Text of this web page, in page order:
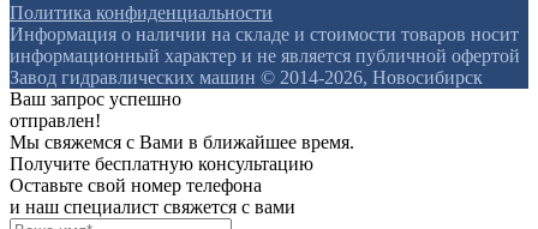
Политика конфиденциальности
Информация о наличии на складе и стоимости товаров носит
информационный характер и не является публичной офертой
Завод гидравлических машин © 2014-2026, Новосибирск
Ваш запрос успешно
отправлен!
Мы свяжемся с Вами в ближайшее время.
Получите бесплатную консультацию
Оставьте свой номер телефона
и наш специалист свяжется с вами